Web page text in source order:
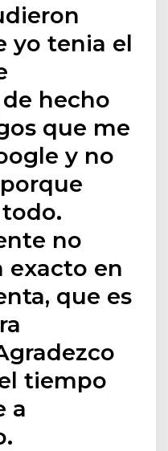
yo tenia el
hecho
que me
y no
no
exacto en
que es
tiempo
a